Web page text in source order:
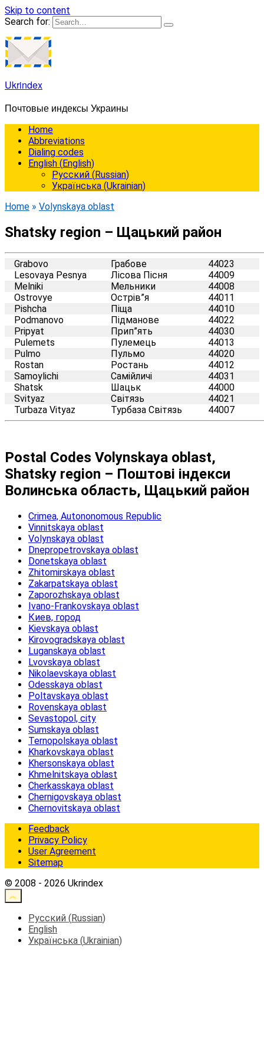
Skip to content
Search for:
Ukrindex
Почтовые индексы Украины
Home
Abbreviations
Dialing codes
English (English)
Русский (Russian)
Українська (Ukrainian)
Home » Volynskaya oblast
Shatsky region – Щацький район
Grabovo Грабове
44023
Lesovaya Pesnya
Лісова Пісня
44009
Melniki
Мельники
44008
Ostrovye
Острів”я
44011
Pishcha
Піща
44010
Podmanovo
Підманове
44022
Pripyat
Прип”ять
44030
Pulemets
Пулемець
44013
Pulmo
Пульмо
44020
Rostan
Ростань
44012
Samoylichi
Самійличі
44031
Shatsk
Шацьк
44000
Svityaz
Світязь
44021
Turbaza Vityaz
Турбаза Світязь 44007
Postal Codes Volynskaya oblast,
Shatsky region – Поштові індекси
Волинська область, Щацький район
Crimea, Autononomous Republic
Vinnitskaya oblast
Volynskaya oblast
Dnepropetrovskaya oblast
Donetskaya oblast
Zhitomirskaya oblast
Zakarpatskaya oblast
Zaporozhskaya oblast
Ivano-Frankovskaya oblast
Киев, город
Kievskaya oblast
Kirovogradskaya oblast
Luganskaya oblast
Lvovskaya oblast
Nikolaevskaya oblast
Odesskaya oblast
Poltavskaya oblast
Rovenskaya oblast
Sevastopol, city
Sumskaya oblast
Ternopolskaya oblast
Kharkovskaya oblast
Khersonskaya oblast
Khmelnitskaya oblast
Cherkasskaya oblast
Chernigovskaya oblast
Chernovitskaya oblast
Feedback
Privacy Policy
User Agreement
Sitemap
© 2008 - 2026 Ukrindex
Русский (Russian)
English
Українська (Ukrainian)